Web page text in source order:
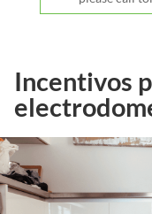
Incentivos